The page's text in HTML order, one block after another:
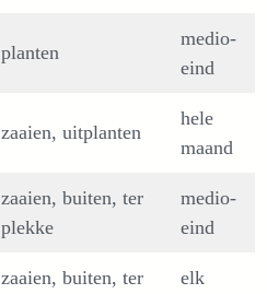
planten
medio-
eind
zaaien, uitplanten
hele
maand
zaaien, buiten, ter
plekke
medio-
eind
zaaien, buiten, ter
elk